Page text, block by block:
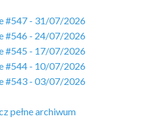
#547 - 31/07/2026
#546 - 24/07/2026
#545 - 17/07/2026
#544 - 10/07/2026
#543 - 03/07/2026
pełne archiwum